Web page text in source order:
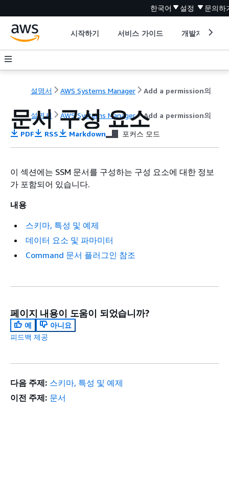
한국어 설정 문의하
시작하기 서비스 가이드 개발자 도구
설명서 AWS Systems Manager Add a permission의
설명서 AWS Systems Manager Add a permission의
문서 구성 요소
PDF RSS Markdown 포커스 모드
이 섹션에는 SSM 문서를 구성하는 구성 요소에 대한 정보
가 포함되어 있습니다.
내용
스키마, 특성 및 예제
데이터 요소 및 파마미터
Command 문서 플러그인 참조
페이지 내용이 도움이 되었습니까?
예
아니요
피드백 제공
다음 주제: 스키마, 특성 및 예제
이전 주제: 문서